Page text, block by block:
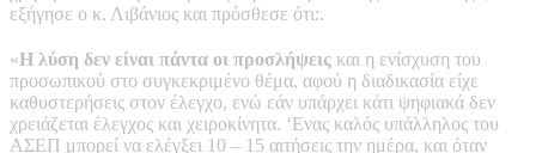
εξήγησε ο κ. Λιβάνιος και πρόσθεσε ότι:.
«Η λύση δεν είναι πάντα οι προσλήψεις και η ενίσχυση του
προσωπικού στο συγκεκριμένο θέμα, αφού η διαδικασία είχε
καθυστερήσεις στον έλεγχο, ενώ εάν υπάρχει κάτι ψηφιακά δεν
χρειάζεται έλεγχος και χειροκίνητα. ‘Ενας καλός υπάλληλος του
ΑΣΕΠ μπορεί να ελέγξει 10 – 15 αιτήσεις την ημέρα, και όταν